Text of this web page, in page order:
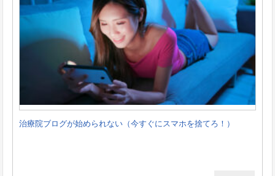
治療院ブログが始められない（今すぐにスマホを捨てろ！）